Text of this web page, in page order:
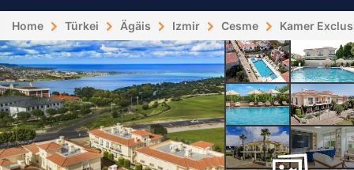
Home Türkei Ägäis Izmir Cesme Kamer